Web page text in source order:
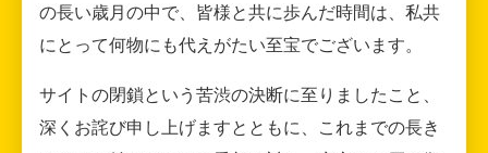
の長い歳月の中で、皆様と共に歩んだ時間は、私共
にとって何物にも代えがたい至宝でございます。
サイトの閉鎖という苦渋の決断に至りましたこと、
深くお詫び申し上げますとともに、これまでの長き